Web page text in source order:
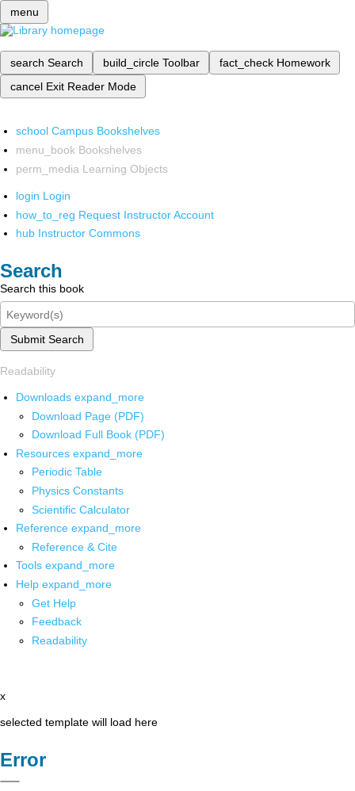
menu
search Search build_circle Toolbar fact_check Homework
cancel Exit Reader Mode
school Campus Bookshelves
menu_book Bookshelves
perm_media Learning Objects
login Login
how_to_reg Request Instructor Account
hub Instructor Commons
Search
Search this book
Submit Search
Readability
Downloads expand_more
Download Page (PDF)
Download Full Book (PDF)
Resources expand_more
Periodic Table
Physics Constants
Scientific Calculator
Reference expand_more
Reference & Cite
Tools expand_more
Help expand_more
Get Help
Feedback
Readability
x
selected template will load here
Error